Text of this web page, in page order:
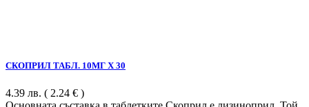
СКОПРИЛ ТАБЛ. 10МГ Х 30
4.39 лв. ( 2.24 € )